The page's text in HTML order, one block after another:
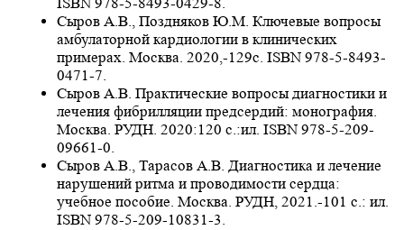
Сыров А.В., Поздняков Ю.М. Ключевые вопросы
амбулаторной кардиологии в клинических
примерах. Москва. 2020,-129с. ISBN 978-5-8493-
0471-7.
Сыров А.В. Практические вопросы диагностики и
лечения фибрилляции предсердий: монография.
Москва. РУДН. 2020:120 с.:ил. ISBN 978-5-209-
09661-0.
Сыров А.В., Тарасов А.В. Диагностика и лечение
нарушений ритма и проводимости сердца:
учебное пособие. Москва. РУДН, 2021.-101 с.: ил.
ISBN 978-5-209-10831-3.